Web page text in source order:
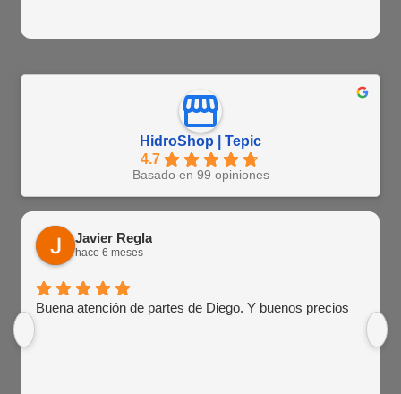
HidroShop | Tepic
4.7
Basado en 99 opiniones
Javier Regla
hace 6 meses
Buena atención de partes de Diego. Y buenos precios